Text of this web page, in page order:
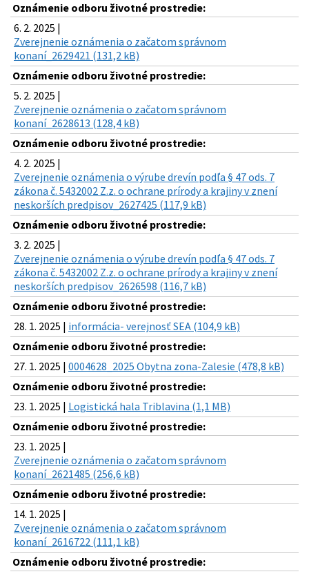
Oznámenie odboru životné prostredie:
6. 2. 2025 |
Zverejnenie oznámenia o začatom správnom
konaní_2629421 (131,2 kB)
Oznámenie odboru životné prostredie:
5. 2. 2025 |
Zverejnenie oznámenia o začatom správnom
konaní_2628613 (128,4 kB)
Oznámenie odboru životné prostredie:
4. 2. 2025 |
Zverejnenie oznámenia o výrube drevín podľa § 47 ods. 7
zákona č. 5432002 Z.z. o ochrane prírody a krajiny v znení
neskorších predpisov_2627425 (117,9 kB)
Oznámenie odboru životné prostredie:
3. 2. 2025 |
Zverejnenie oznámenia o výrube drevín podľa § 47 ods. 7
zákona č. 5432002 Z.z. o ochrane prírody a krajiny v znení
neskorších predpisov_2626598 (116,7 kB)
Oznámenie odboru životné prostredie:
28. 1. 2025 | informácia- verejnosť SEA (104,9 kB)
Oznámenie odboru životné prostredie:
27. 1. 2025 | 0004628_2025 Obytna zona-Zalesie (478,8 kB)
Oznámenie odboru životné prostredie:
23. 1. 2025 | Logistická hala Triblavina (1,1 MB)
Oznámenie odboru životné prostredie:
23. 1. 2025 |
Zverejnenie oznámenia o začatom správnom
konaní_2621485 (256,6 kB)
Oznámenie odboru životné prostredie:
14. 1. 2025 |
Zverejnenie oznámenia o začatom správnom
konaní_2616722 (111,1 kB)
Oznámenie odboru životné prostredie: